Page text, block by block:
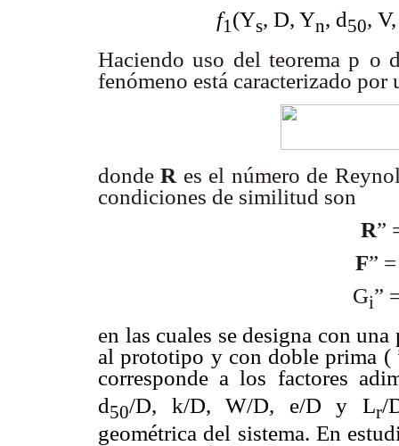
f1 (Ys, D, Yn, d50,
Haciendo uso del teoremap o
fenómeno está caracterizado
dondeR es el número de
condiciones de similitud son
R”
F”
Gi”
en las cuales se designa con
al prototipo y con doble prima
corresponde a los factores
d50/D, k/D, W/D, e/D y Lr/
geométrica del sistema. En